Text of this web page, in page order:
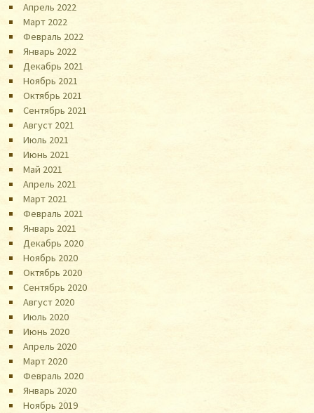
Апрель 2022
Март 2022
Февраль 2022
Январь 2022
Декабрь 2021
Ноябрь 2021
Октябрь 2021
Сентябрь 2021
Август 2021
Июль 2021
Июнь 2021
Май 2021
Апрель 2021
Март 2021
Февраль 2021
Январь 2021
Декабрь 2020
Ноябрь 2020
Октябрь 2020
Сентябрь 2020
Август 2020
Июль 2020
Июнь 2020
Апрель 2020
Март 2020
Февраль 2020
Январь 2020
Ноябрь 2019